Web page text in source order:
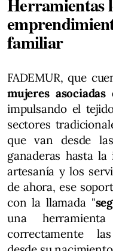
familiar
FADEMUR, que
mujeres
impulsando el
sectores
que van desde
ganaderas hasta
artesanía y los
de ahora, ese
con la llamada "
una
correctamente